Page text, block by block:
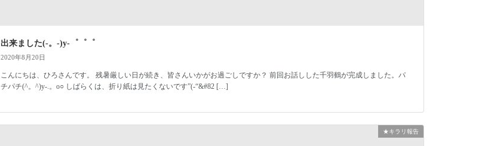
出来ました(-。-)y-゜゜゜
2020年8月20日
こんにちは、ひろさんです。 残暑厳しい日が続き、皆さんいかがお過ごしですか？ 前回お話しした千羽鶴が完成しました。パ
チパチ(^。^)y-.。o○ しばらくは、折り紙は見たくないです”(-“&#82 […]
★キラリ報告